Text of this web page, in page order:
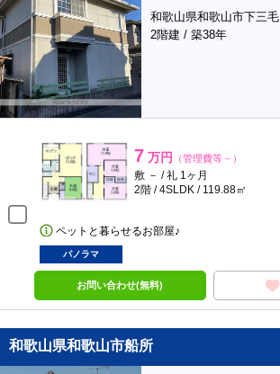
和歌山県和歌山市下三毛
2階建 / 築38年
7 万円 （管理費等－）
敷 － / 礼 1ヶ月
2階 / 4SLDK / 119.88㎡
ペットと暮らせるお部屋♪
パノラマ
お問い合わせ(無料)
和歌山県和歌山市船所